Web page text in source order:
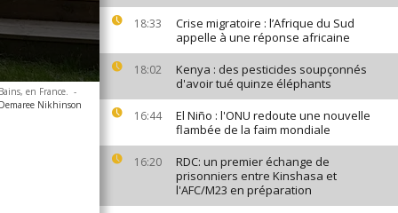
18:33
Crise migratoire : l’Afrique du Sud
appelle à une réponse africaine
18:02
Kenya : des pesticides soupçonnés
d'avoir tué quinze éléphants
16:44
El Niño : l'ONU redoute une nouvelle
flambée de la faim mondiale
16:20
RDC: un premier échange de
prisonniers entre Kinshasa et
l'AFC/M23 en préparation
en France. -
Nikhinson